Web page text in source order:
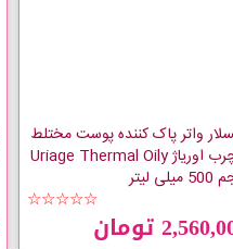
واتر پاک کننده پوست مختلط
و چرب اوریاژ Uriage Thermal Oily
لیتر
☆☆☆☆☆
تومان